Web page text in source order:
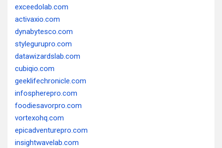
exceedolab.com
activaxio.com
dynabytesco.com
stylegurupro.com
datawizardslab.com
cubiqio.com
geeklifechronicle.com
infospherepro.com
foodiesavorpro.com
vortexohq.com
epicadventurepro.com
insightwavelab.com